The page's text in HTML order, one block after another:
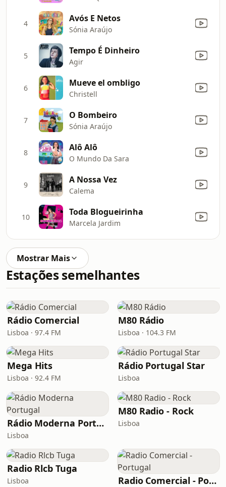
4 Avós E Netos
Sónia Araújo
5 Tempo É Dinheiro
Agir
6 Mueve el ombligo
Christell
7 O Bombeiro
Sónia Araújo
8 Alô Alô
O Mundo Da Sara
9 A Nossa Vez
Calema
10 Toda Blogueirinha
Marcela Jardim
Mostrar Mais
Estações semelhantes
Rádio Comercial
Lisboa · 97.4 FM
M80 Rádio
Lisboa · 104.3 FM
Mega Hits
Lisboa · 92.4 FM
Rádio Portugal Star
Lisboa
Rádio Moderna Portugal
Lisboa
M80 Radio - Rock
Lisboa
Radio Rlcb Tuga
Lisboa Radio Comercial - Portugal